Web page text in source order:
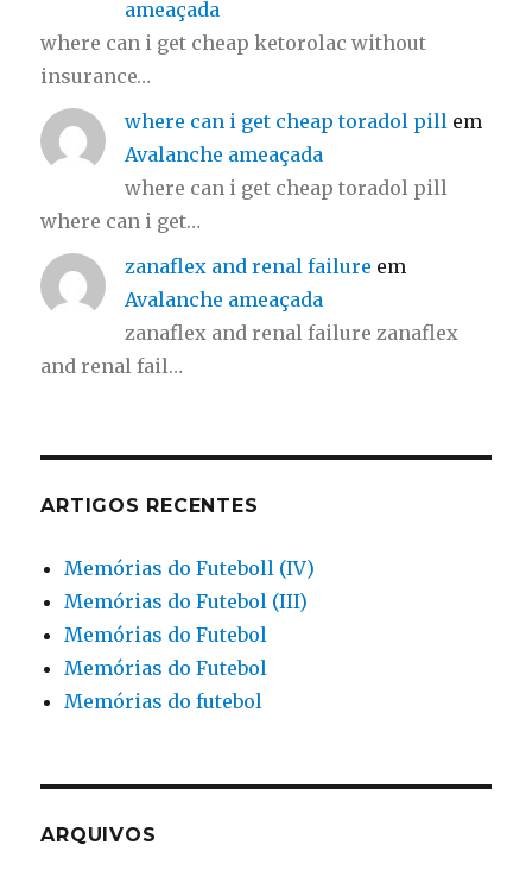
ameaçada
where can i get cheap ketorolac without
insurance…
where can i get cheap toradol pill em
Avalanche ameaçada
where can i get cheap toradol pill
where can i get…
zanaflex and renal failure em
Avalanche ameaçada
zanaflex and renal failure zanaflex
and renal fail…
ARTIGOS RECENTES
Memórias do Futeboll (IV)
Memórias do Futebol (III)
Memórias do Futebol
Memórias do Futebol
Memórias do futebol
ARQUIVOS